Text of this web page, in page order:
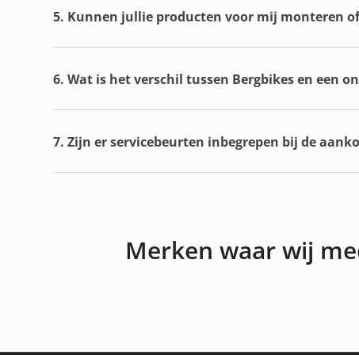
5. Kunnen jullie producten voor mij monteren
6. Wat is het verschil tussen Bergbikes en een
7. Zijn er servicebeurten inbegrepen bij de
Merken waar wij